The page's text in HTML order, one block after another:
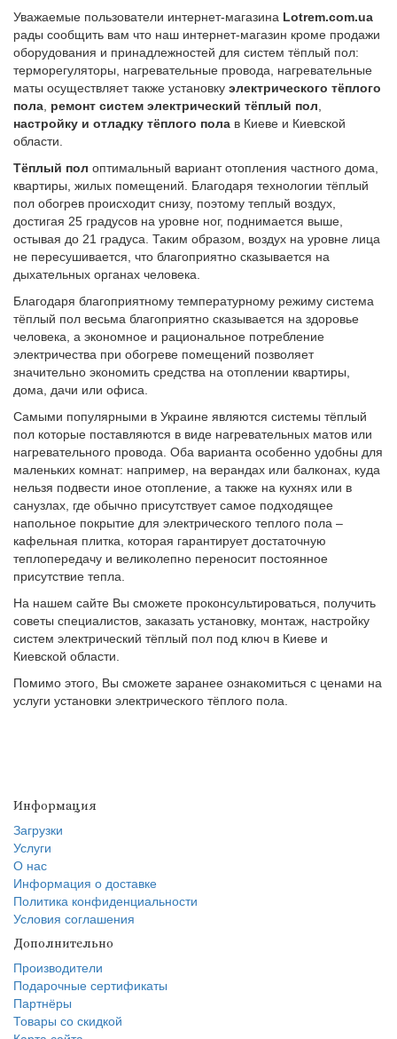
Уважаемые пользователи интернет-магазина Lotrem.com.ua
рады сообщить вам что наш интернет-магазин кроме продажи
оборудования и принадлежностей для систем тёплый пол:
терморегуляторы, нагревательные провода, нагревательные
маты осуществляет также установку электрического тёплого
пола ремонт систем электрический тёплый пол
настройку и отладку тёплого пола в Киеве и Киевской
области.
Тёплый пол оптимальный вариант отопления частного дома,
квартиры, жилых помещений. Благодаря технологии тёплый
пол обогрев происходит снизу, поэтому теплый воздух,
достигая 25 градусов на уровне ног, поднимается выше,
остывая до 21 градуса. Таким образом, воздух на уровне лица
не пересушивается, что благоприятно сказывается на
дыхательных органах человека.
Благодаря благоприятному температурному режиму система
тёплый пол весьма благоприятно сказывается на здоровье
человека, а экономное и рациональное потребление
электричества при обогреве помещений позволяет
значительно экономить средства на отоплении квартиры,
дома, дачи или офиса.
Самыми популярными в Украине являются системы тёплый
пол которые поставляются в виде нагревательных матов или
нагревательного провода. Оба варианта особенно удобны для
маленьких комнат: например, на верандах или балконах, куда
нельзя подвести иное отопление, а также на кухнях или в
санузлах, где обычно присутствует самое подходящее
напольное покрытие для электрического теплого пола –
кафельная плитка, которая гарантирует достаточную
теплопередачу и великолепно переносит постоянное
присутствие тепла.
На нашем сайте Вы сможете проконсультироваться, получить
советы специалистов, заказать установку, монтаж, настройку
систем электрический тёплый пол под ключ в Киеве и
Киевской области.
Помимо этого, Вы сможете заранее ознакомиться с ценами на
услуги установки электрического тёплого пола.
Информация
Загрузки
Услуги
О нас
Информация о доставке
Политика конфиденциальности
Условия соглашения
Дополнительно
Производители
Подарочные сертификаты
Партнёры
Товары со скидкой